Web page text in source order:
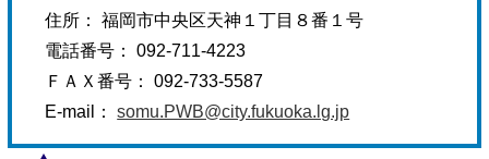
住所： 福岡市中央区天神１丁目８番１号
電話番号： 092-711-4223
ＦＡＸ番号： 092-733-5587
E-mail：somu.PWB@city.fukuoka.lg.jp